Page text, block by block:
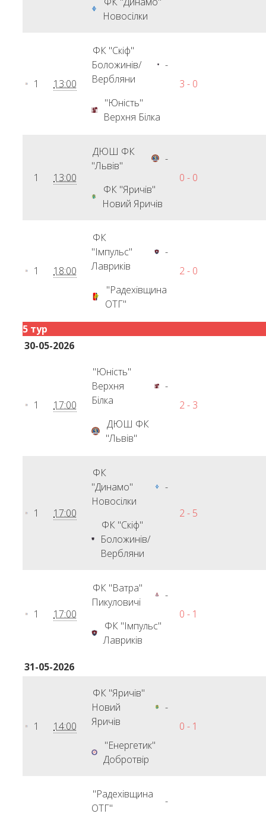
Новосілки
1 13:00
ФК "Скіф"
Боложинів/
Вербляни
-
"Юність"
Верхня Білка
3 - 0
1 13:00
ДЮШ ФК
"Львів"
-
ФК "Яричів"
Новий Яричів
0 - 0
1 18:00
ФК
"Імпульс"
Лавриків
-
"Радехівщина
ОТГ"
2 - 0
5 тур
30-05-2026
1 17:00
"Юність"
Верхня
Білка
-
ДЮШ ФК
"Львів"
2 - 3
1 17:00
ФК
"Динамо"
Новосілки
-
ФК "Скіф"
Боложинів/
Вербляни
2 - 5
1 17:00
ФК "Ватра"
Пикуловичі
-
ФК "Імпульс"
Лавриків
0 - 1
31-05-2026
1 14:00
ФК "Яричів"
Новий
Яричів
-
"Енергетик"
Добротвір
0 - 1
"Радехівщина
ОТГ"
-